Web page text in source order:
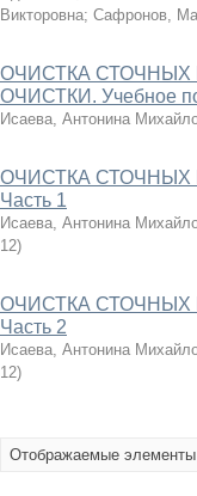
Викторовна; Сафронов,
ОЧИСТКА
ОЧИСТКИ. Учебное
Исаева, Антонина
ОЧИСТКА СТОЧНЫХ
Часть 1
Исаева, Антонина
12)
ОЧИСТКА СТОЧНЫХ
Часть 2
Исаева, Антонина
12)
Отображаемые элементы